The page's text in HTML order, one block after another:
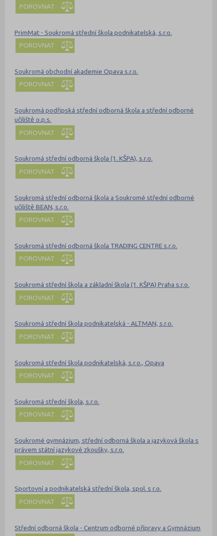
POROVNAT
PrimMat - Soukromá střední škola podnikatelská, s.r.o.
POROVNAT
Soukromá obchodní akademie Opava s.r.o.
POROVNAT
Soukromá podřipská střední odborná škola a střední odborné
učiliště o.p.s.
POROVNAT
Soukromá střední odborná škola (1. KŠPA), s.r.o.
POROVNAT
Soukromá střední odborná škola a Soukromé střední odborné
učiliště BEAN, s.r.o.
POROVNAT
Soukromá střední odborná škola TRADING CENTRE s.r.o.
POROVNAT
Soukromá střední škola a základní škola (1. KŠPA) Praha s.r.o.
POROVNAT
Soukromá střední škola podnikatelská - ALTMAN, s.r.o.
POROVNAT
Soukromá střední škola podnikatelská, s.r.o., Opava
POROVNAT
Soukromá střední škola, s.r.o.
POROVNAT
Soukromé gymnázium, střední odborná škola a jazyková škola s
právem státní jazykové zkoušky, s.r.o.
POROVNAT
Sportovní a podnikatelská střední škola, spol. s r.o.
POROVNAT
Střední odborná škola - Centrum odborné přípravy a Gymnázium